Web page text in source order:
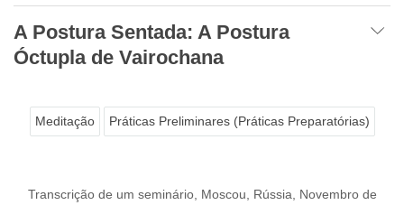
A Postura Sentada: A Postura
Óctupla de Vairochana
Meditação Práticas Preliminares (Práticas Preparatórias)
Transcrição de um seminário, Moscou, Rússia, Novembro de